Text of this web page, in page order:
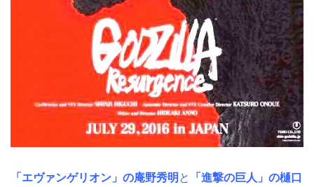
「エヴァンゲリオン」の庵野秀明 と
「進撃の巨人」の樋口